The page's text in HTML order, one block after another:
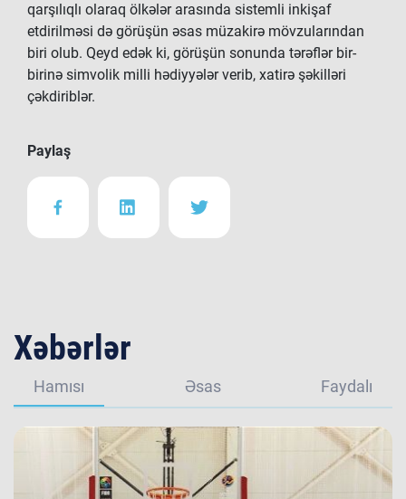
qarşılıqlı olaraq ölkələr arasında sistemli inkişaf
etdirilməsi də görüşün əsas müzakirə mövzularından
biri olub. Qeyd edək ki, görüşün sonunda tərəflər bir-
birinə simvolik milli hədiyyələr verib, xatirə şəkilləri
çəkdiriblər.
Paylaş
Xəbərlər
Hamısı Əsas Faydalı